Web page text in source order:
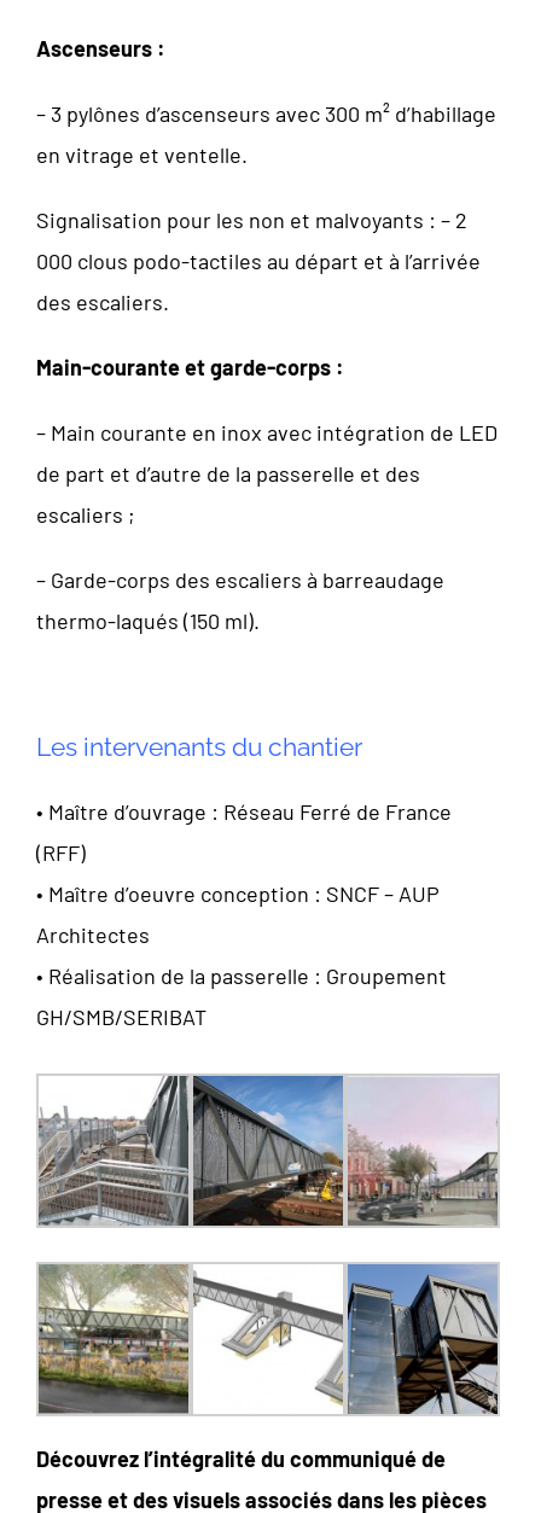
Ascenseurs :
– 3 pylônes d’ascenseurs avec 300 m² d’habillage
en vitrage et ventelle.
Signalisation pour les non et malvoyants : – 2
000 clous podo-tactiles au départ et à l’arrivée
des escaliers.
Main-courante et garde-corps :
– Main courante en inox avec intégration de LED
de part et d’autre de la passerelle et des
escaliers ;
– Garde-corps des escaliers à barreaudage
thermo-laqués (150 ml).
Les intervenants du chantier
• Maître d’ouvrage : Réseau Ferré de France
(RFF)
• Maître d’oeuvre conception : SNCF – AUP
Architectes
• Réalisation de la passerelle : Groupement
GH/SMB/SERIBAT
Découvrez l’intégralité du communiqué de
presse et des visuels associés dans les pièces